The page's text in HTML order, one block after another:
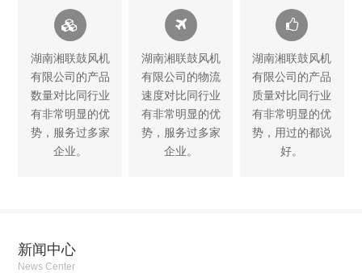
湖南湘联鼓风机
有限公司的产品
数量对比同行业
有非常明显的优
势，服务过多家
企业。
湖南湘联鼓风机
有限公司的物流
速度对比同行业
有非常明显的优
势，服务过多家
企业。
湖南湘联鼓风机
有限公司的产品
质量对比同行业
有非常明显的优
势，用过的都说
好。
新闻中心
News Center